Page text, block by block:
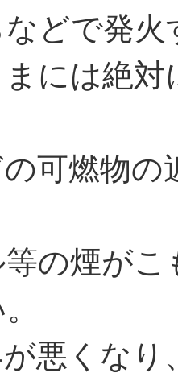
などで発
には絶
の可燃物
等の煙が
悪くなり